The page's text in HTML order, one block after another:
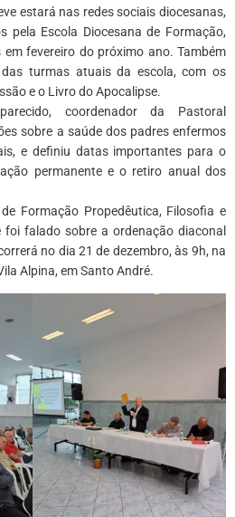
estará nas redes sociais diocesanas,
pela Escola Diocesana de Formação,
fevereiro do próximo ano. Também
turmas atuais da escola, com os
e o Livro do Apocalipse.
coordenador da Pastoral
sobre a saúde dos padres enfermos
e definiu datas importantes para o
permanente e o retiro anual dos
Formação Propedêutica, Filosofia e
foi falado sobre a ordenação diaconal
no dia 21 de dezembro, às 9h, na
Alpina, em Santo André.